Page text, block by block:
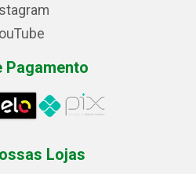
Pagamento
Lojas